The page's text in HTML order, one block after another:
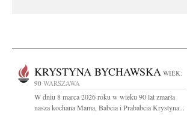
KRYSTYNA BYCHAWSKA WIEK:
90 WARSZAWA
W dniu 8 marca 2026 roku w wieku 90 lat zmarła
nasza kochana Mama, Babcia i Prababcia Krystyna...